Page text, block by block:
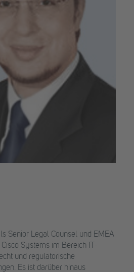
Senior Legal Counsel und EMEA
Cisco Systems im Bereich IT-
und regulatorische
Es ist darüber hinaus